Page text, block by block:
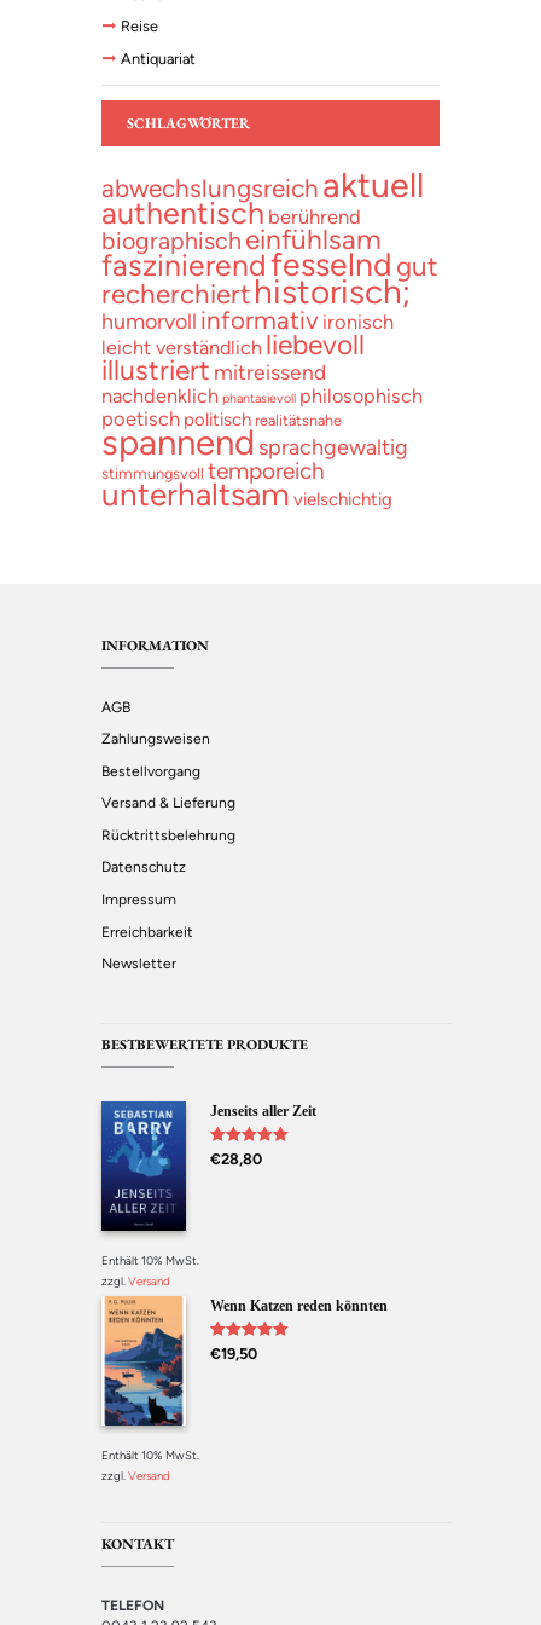
Reise
Antiquariat
SCHLAGWÖRTER
abwechslungsreich aktuell
authentisch berührend
biographisch einfühlsam
faszinierendfesselnd gut
recherchierthistorisch;
humorvoll informativ ironisch
leicht verständlich liebevoll
illustriert mitreissend
nachdenklich phantasievoll philosophisch
poetisch politisch realitätsnahe
spannend sprachgewaltig
stimmungsvoll temporeich
unterhaltsam vielschichtig
INFORMATION
AGB
Zahlungsweisen
Bestellvorgang
Versand & Lieferung
Rücktrittsbelehrung
Datenschutz
Impressum
Erreichbarkeit
Newsletter
BESTBEWERTETE PRODUKTE
Jenseits aller Zeit
Bewertet mit
5.00 von 5
€28,80
Enthält 10% MwSt.
zzgl. Versand
Wenn Katzen reden könnten
Bewertet mit
5.00von 5
€19,50
Enthält 10% MwSt.
zzgl. Versand
KONTAKT
TELEFON